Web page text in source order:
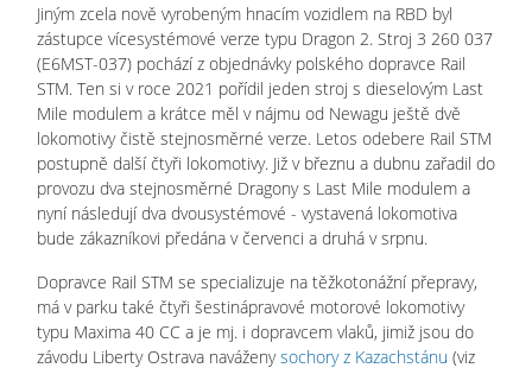
Jiným zcela nově vyrobeným hnacím vozidlem na RBD byl
zástupce vícesystémové verze typu Dragon 2. Stroj 3 260 037
(E6MST-037) pochází z objednávky polského dopravce Rail
STM. Ten si v roce 2021 pořídil jeden stroj s dieselovým Last
Mile modulem a krátce měl v nájmu od Newagu ještě dvě
lokomotivy čistě stejnosměrné verze. Letos odebere Rail STM
postupně další čtyři lokomotivy. Již v březnu a dubnu zařadil do
provozu dva stejnosměrné Dragony s Last Mile modulem a
nyní následují dva dvousystémové - vystavená lokomotiva
bude zákazníkovi předána v červenci a druhá v srpnu.
Dopravce Rail STM se specializuje na těžkotonážní přepravy,
má v parku také čtyři šestinápravové motorové lokomotivy
typu Maxima 40 CC a je mj. i dopravcem vlaků, jimiž jsou do
závodu Liberty Ostrava naváženysochory z Kazachstánu (viz